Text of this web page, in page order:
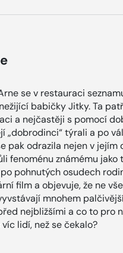
se v restauraci
babičky Jitky. Ta
a nejčastěji s pomocí
„dobrodinci“ týrali a po
pak odrazila nejen v
fenoménu známému
pohnutých osudech
film a objevuje, že ne
mnohem
nejbližšími a co to pro
lidí, než se čekalo?